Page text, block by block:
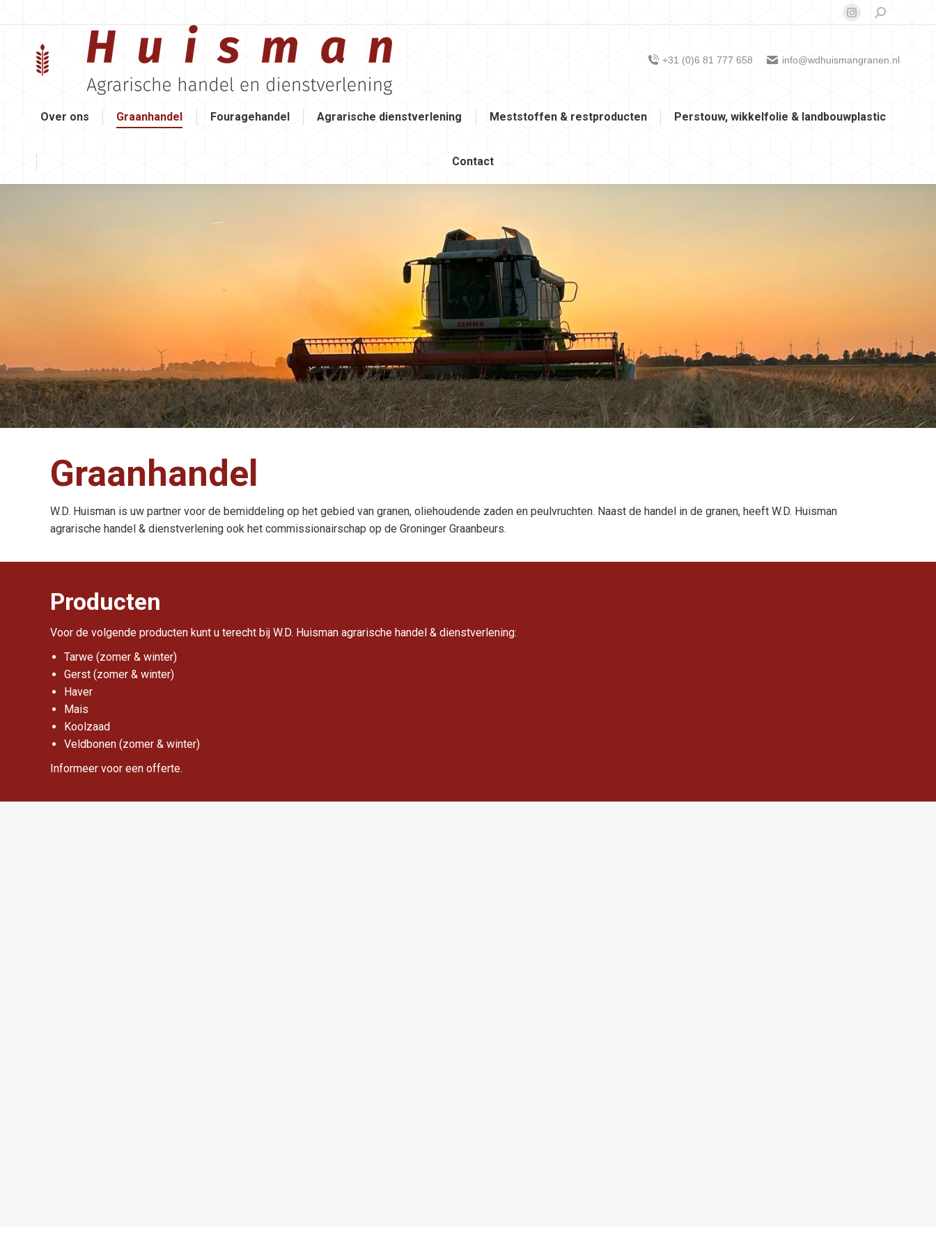
Instagram
opens
window
Zoeken:
+31 (0)6 81 777 658 info@wdhuismangranen.nl
Over ons Graanhandel Fouragehandel Agrarische dienstverlening Meststoffen & restproducten Perstouw, wikkelfolie & landbouwplastic
Contact
Graanhandel
W.D. Huisman is uw partner voor de bemiddeling op het gebied van granen, oliehoudende zaden en peulvruchten. Naast de handel in de granen, heeft W.D. Huisman
agrarische handel & dienstverlening ook het commissionairschap op de Groninger Graanbeurs.
Producten
Voor de volgende producten kunt u terecht bij W.D. Huisman agrarische handel & dienstverlening:
Tarwe (zomer & winter)
Gerst (zomer & winter)
Haver
Mais
Koolzaad
Veldbonen (zomer & winter)
Informeer voor een offerte.